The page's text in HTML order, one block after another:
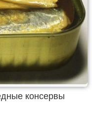
консервы